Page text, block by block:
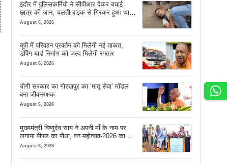
इंदौर में पुलिसकर्मियों ने सीपीआर देकर बचाई
छात्र की जान, चलती बाइक से गिरकर हुआ था
बेहोश
August 6, 2026
यूपी में परिवहन प्रवर्तन को मिलेगी नई ताकत,
डंपिंग यार्ड निर्माण को जल्द मिलेगी रफ्तार
August 6, 2026
योगी सरकार का गोरखपुर का ‘मातृ सेवा’ मॉडल
बना जीवनरक्षक
August 6, 2026
मुख्यमंत्री विष्णुदेव साय ने अपनी माँ के नाम पर
लगाया पीपल का पौधा, वन महोत्सव-2026 का हुआ
शुभारंभ
August 6, 2026